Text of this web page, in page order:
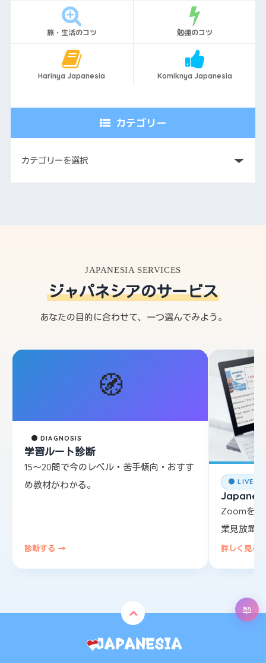
旅・生活のコツ 勉強のコツ
Harinya Japanesia Komiknya Japanesia
カテゴリー
JAPANESIA SERVICES
ジャパネシアのサービス
あなたの目的に合わせて、一つ選んでみよう。
🧭
● DIAGNOSIS
学習ルート診断
15〜20問で今のレベル・苦手傾向・おすす
め教材がわかる。
診断する →
● LIVE
Zoomを使
業見放題
詳しく見る